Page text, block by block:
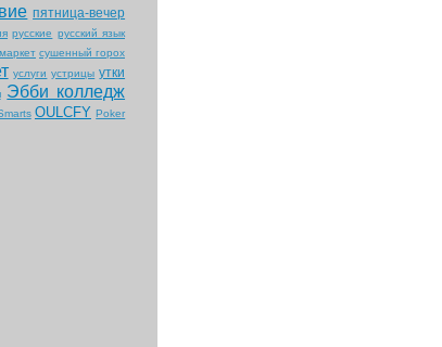
пятница-вечер
русские русский язык
сушенный горох
услуги устрицы утки
Эбби колледж
OULCFY Poker